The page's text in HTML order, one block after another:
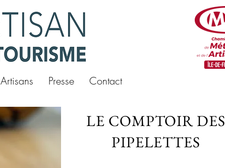
Artisans Presse Contact
LE COMPTOIR DES
PIPELETTES